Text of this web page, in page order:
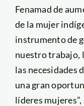
Fenamad de
de la mujer
instrumento de
nuestro trabajo,
las necesidades
una gran
líderes mujeres”,